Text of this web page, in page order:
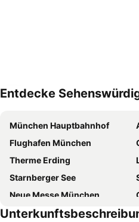
Entdecke
München Hauptbahnhof
Flughafen München
Therme Erding
Starnberger See
Neue Messe München
Marienplatz